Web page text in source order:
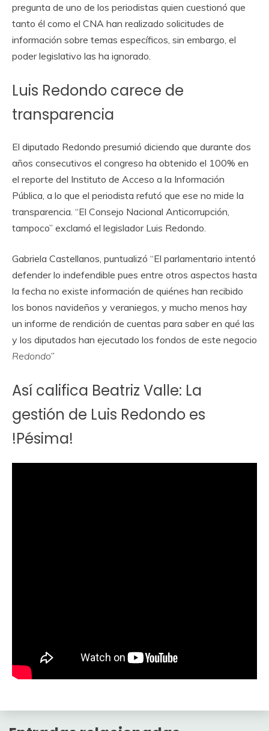
pregunta de uno de los periodistas quien cuestionó que
tanto él como el CNA han realizado solicitudes de
información sobre temas específicos, sin embargo, el
poder legislativo las ha ignorado.
Luis Redondo carece de
transparencia
El diputado Redondo presumió diciendo que durante dos
años consecutivos el congreso ha obtenido el 100% en
el reporte del Instituto de Acceso a la Información
Pública, a lo que el periodista refutó que ese no mide la
transparencia. “El Consejo Nacional Anticorrupción,
tampoco” exclamó el legislador Luis Redondo.
Gabriela Castellanos, puntualizó “El parlamentario intentó
defender lo indefendible pues entre otros aspectos hasta
la fecha no existe información de quiénes han recibido
los bonos navideños y veraniegos, y mucho menos hay
un informe de rendición de cuentas para saber en qué las
y los diputados han ejecutado los fondos de este negocio
Redondo”
Así califica Beatriz Valle: La
gestión de Luis Redondo es
!Pésima!